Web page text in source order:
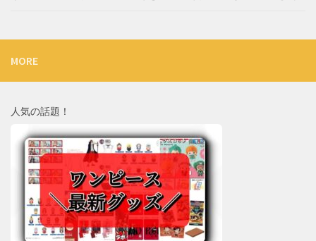
MORE
人気の話題！